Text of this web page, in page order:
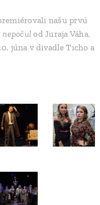
našu prvú
nepočulod Juraja Váha.
júna v divadle Ticho a